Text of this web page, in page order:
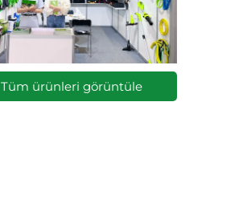
Tüm ürünleri görüntüle